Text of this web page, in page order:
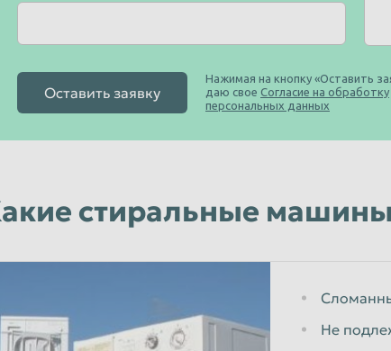
Оставить заявку
Нажимая на кнопку «Оставить
даю свое Согласие на обработку
персональных данных
стиральные
Не